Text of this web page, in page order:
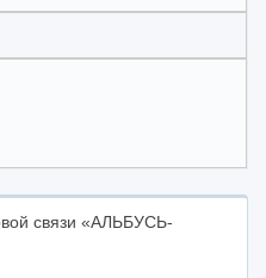
связи «АЛЬБУСЬ-